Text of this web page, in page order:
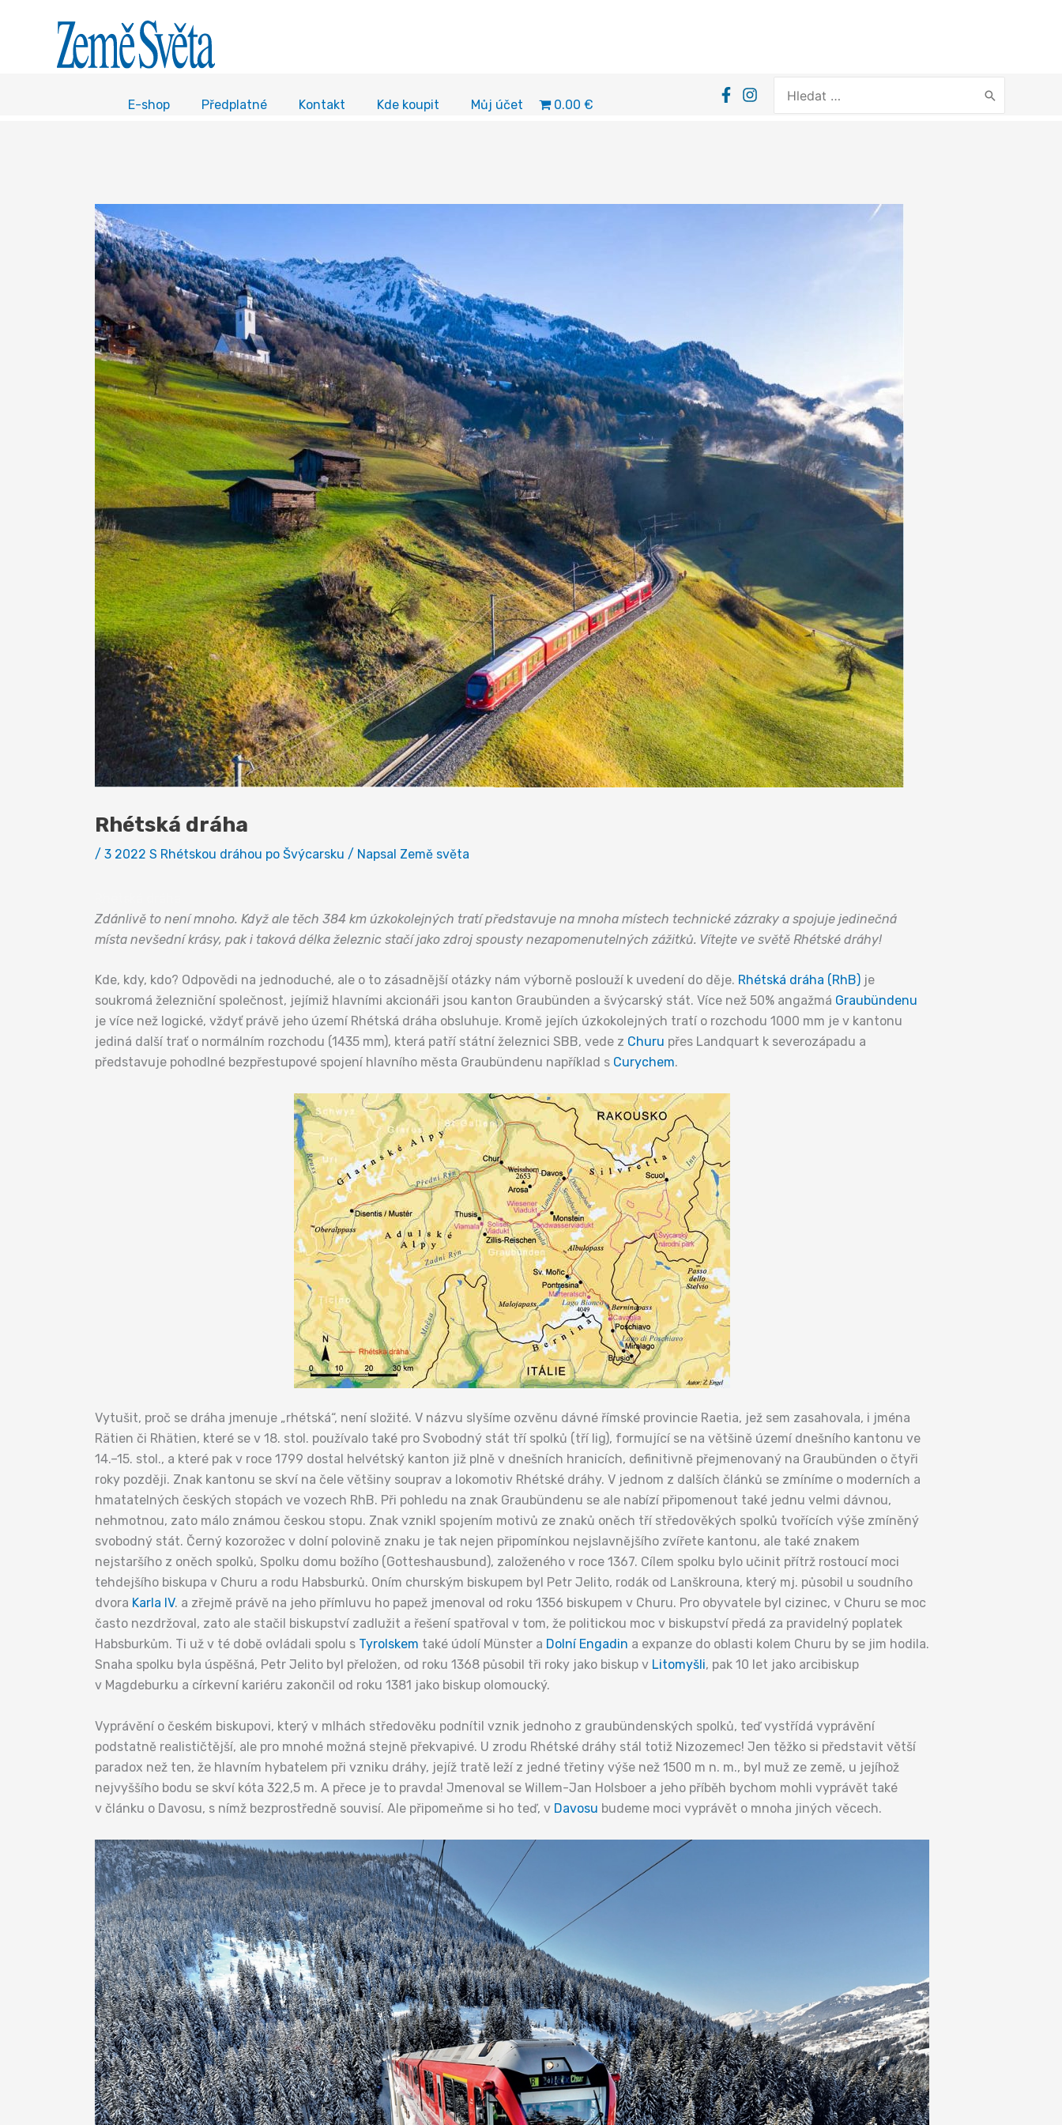
E-shop Předplatné Kontakt Kde koupit Můj účet 0.00 €
for:
Rhétská dráha
/ 3 2022 S Rhétskou dráhou po Švýcarsku / Napsal Země světa
Zdánlivě to není mnoho. Když ale těch 384 km úzkokolejných tratí představuje na mnoha místech technické zázraky a spojuje jedinečná
místa nevšední krásy, pak i taková délka železnic stačí jako zdroj spousty nezapomenutelných zážitků. Vítejte ve světě Rhétské dráhy!
Kde, kdy, kdo? Odpovědi na jednoduché, ale o to zásadnější otázky nám výborně poslouží k uvedení do děje. Rhétská dráha (RhB) je
soukromá železniční společnost, jejímiž hlavními akcionáři jsou kanton Graubünden a švýcarský stát. Více než 50% angažmá Graubündenu
je více než logické, vždyť právě jeho území Rhétská dráha obsluhuje. Kromě jejích úzkokolejných tratí o rozchodu 1000 mm je v kantonu
jediná další trať o normálním rozchodu (1435 mm), která patří státní železnici SBB, vede z Churu přes Landquart k severozápadu a
představuje pohodlné bezpřestupové spojení hlavního města Graubündenu například s Curychem.
Vytušit, proč se dráha jmenuje „rhétská“, není složité. V názvu slyšíme ozvěnu dávné římské provincie Raetia, jež sem zasahovala, i jména
Rätien či Rhätien, které se v 18. stol. používalo také pro Svobodný stát tří spolků (tří lig), formující se na většině území dnešního kantonu ve
14.–15. stol., a které pak v roce 1799 dostal helvétský kanton již plně v dnešních hranicích, definitivně přejmenovaný na Graubünden o čtyři
roky později. Znak kantonu se skví na čele většiny souprav a lokomotiv Rhétské dráhy. V jednom z dalších článků se zmíníme o moderních a
hmatatelných českých stopách ve vozech RhB. Při pohledu na znak Graubündenu se ale nabízí připomenout také jednu velmi dávnou,
nehmotnou, zato málo známou českou stopu. Znak vznikl spojením motivů ze znaků oněch tří středověkých spolků tvořících výše zmíněný
svobodný stát. Černý kozorožec v dolní polovině znaku je tak nejen připomínkou nejslavnějšího zvířete kantonu, ale také znakem
nejstaršího z oněch spolků, Spolku domu božího (Gotteshausbund), založeného v roce 1367. Cílem spolku bylo učinit přítrž rostoucí moci
tehdejšího biskupa v Churu a rodu Habsburků. Oním churským biskupem byl Petr Jelito, rodák od Lanškrouna, který mj. působil u soudního
dvora Karla IV. a zřejmě právě na jeho přímluvu ho papež jmenoval od roku 1356 biskupem v Churu. Pro obyvatele byl cizinec, v Churu se moc
často nezdržoval, zato ale stačil biskupství zadlužit a řešení spatřoval v tom, že politickou moc v biskupství předá za pravidelný poplatek
Habsburkům. Ti už v té době ovládali spolu s Tyrolskem také údolí Münster a Dolní Engadin a expanze do oblasti kolem Churu by se jim hodila.
Snaha spolku byla úspěšná, Petr Jelito byl přeložen, od roku 1368 působil tři roky jako biskup v Litomyšli, pak 10 let jako arcibiskup
v Magdeburku a církevní kariéru zakončil od roku 1381 jako biskup olomoucký.
Vyprávění o českém biskupovi, který v mlhách středověku podnítil vznik jednoho z graubündenských spolků, teď vystřídá vyprávění
podstatně realističtější, ale pro mnohé možná stejně překvapivé. U zrodu Rhétské dráhy stál totiž Nizozemec! Jen těžko si představit větší
paradox než ten, že hlavním hybatelem při vzniku dráhy, jejíž tratě leží z jedné třetiny výše než 1500 m n. m., byl muž ze země, u jejíhož
nejvyššího bodu se skví kóta 322,5 m. A přece je to pravda! Jmenoval se Willem-Jan Holsboer a jeho příběh bychom mohli vyprávět také
v článku o Davosu, s nímž bezprostředně souvisí. Ale připomeňme si ho teď, v Davosu budeme moci vyprávět o mnoha jiných věcech.